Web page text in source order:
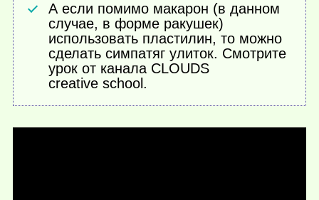
А если помимо макарон (в данном
случае, в форме ракушек)
использовать пластилин, то можно
сделать симпатяг улиток. Смотрите
урок от канала CLOUDS
creative school.